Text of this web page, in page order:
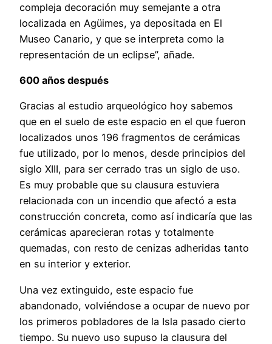
compleja decoración muy semejante a otra
localizada en Agüimes, ya depositada en El
Museo Canario, y que se interpreta como la
representación de un eclipse”, añade.
600 años después
Gracias al estudio arqueológico hoy sabemos
que en el suelo de este espacio en el que fueron
localizados unos 196 fragmentos de cerámicas
fue utilizado, por lo menos, desde principios del
siglo XIII, para ser cerrado tras un siglo de uso.
Es muy probable que su clausura estuviera
relacionada con un incendio que afectó a esta
construcción concreta, como así indicaría que las
cerámicas aparecieran rotas y totalmente
quemadas, con resto de cenizas adheridas tanto
en su interior y exterior.
Una vez extinguido, este espacio fue
abandonado, volviéndose a ocupar de nuevo por
los primeros pobladores de la Isla pasado cierto
tiempo. Su nuevo uso supuso la clausura del